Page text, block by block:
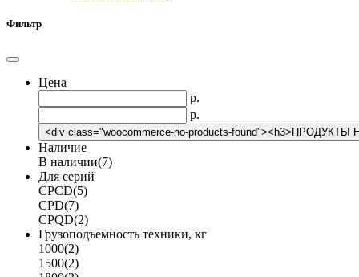
Фильтр
Цена
р.
р.
Наличие
В наличии(7)
Для серий
CPCD(5)
CPD(7)
CPQD(2)
Грузоподъемность техники, кг
1000(2)
1500(2)